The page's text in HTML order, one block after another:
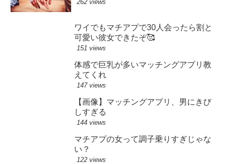
262 views
ワイでもマチアプで30人会ったら割と
可愛い彼女できたぞ🥰
151 views
体感で巨乳が多いマッチングアプリ教
えてくれ
147 views
【画像】マッチングアプリ、男にきび
しすぎる
144 views
マチアプの女って調子乗りすぎじゃな
い？
122 views